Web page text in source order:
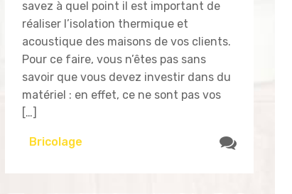
savez à quel point il est important de
réaliser l’isolation thermique et
acoustique des maisons de vos clients.
Pour ce faire, vous n’êtes pas sans
savoir que vous devez investir dans du
matériel : en effet, ce ne sont pas vos
[…]
Bricolage